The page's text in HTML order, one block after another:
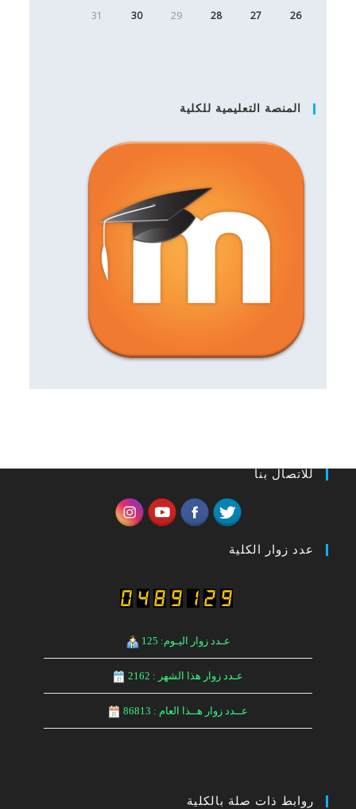
26
27
28
29
30
31
المنصة التعليمية للكلية
للاتصال بنا
عدد زوار الكلية
عـدد زوار اليـوم: 125
عـدد زوار هذا الشهر : 2162
عــدد زوار هــذا العام : 86813
روابط ذات صلة بالكلية